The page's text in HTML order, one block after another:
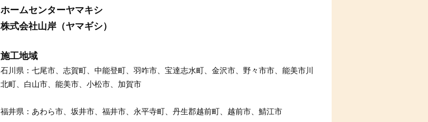
ホームセンターヤマキシ
株式会社山岸（ヤマギシ）
施工地域
石川県：七尾市、志賀町、中能登町、羽咋市、宝達志水町、金沢市、野々市市、能美市川
北町、白山市、能美市、小松市、加賀市
福井県：あわら市、坂井市、福井市、永平寺町、丹生郡越前町、越前市、鯖江市